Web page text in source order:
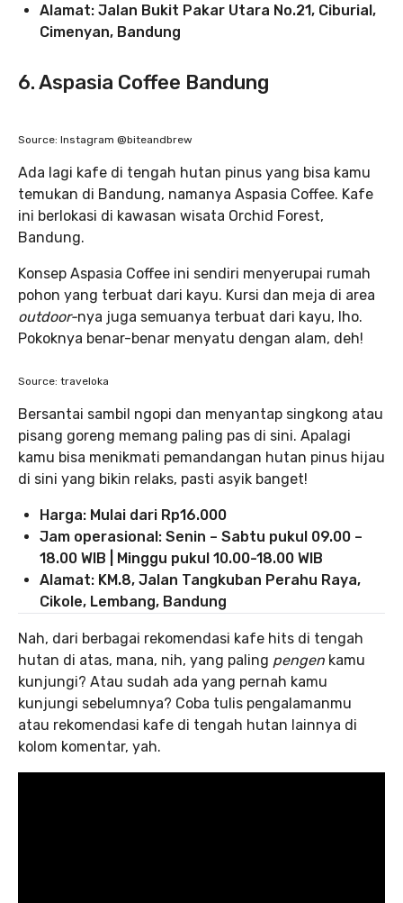
Alamat: Jalan Bukit Pakar Utara No.21, Ciburial,
Cimenyan, Bandung
6. Aspasia Coffee Bandung
Source: Instagram @biteandbrew
Ada lagi kafe di tengah hutan pinus yang bisa kamu
temukan di Bandung, namanya Aspasia Coffee. Kafe
ini berlokasi di kawasan wisata Orchid Forest,
Bandung.
Konsep Aspasia Coffee ini sendiri menyerupai rumah
pohon yang terbuat dari kayu. Kursi dan meja di area
outdoor-nya juga semuanya terbuat dari kayu, lho.
Pokoknya benar-benar menyatu dengan alam, deh!
Source: traveloka
Bersantai sambil ngopi dan menyantap singkong atau
pisang goreng memang paling pas di sini. Apalagi
kamu bisa menikmati pemandangan hutan pinus hijau
di sini yang bikin relaks, pasti asyik banget!
Harga: Mulai dari Rp16.000
Jam operasional: Senin – Sabtu pukul 09.00 –
18.00 WIB | Minggu pukul 10.00-18.00 WIB
Alamat: KM.8, Jalan Tangkuban Perahu Raya,
Cikole, Lembang, Bandung
Nah, dari berbagai rekomendasi kafe hits di tengah
hutan di atas, mana, nih, yang paling pengen kamu
kunjungi? Atau sudah ada yang pernah kamu
kunjungi sebelumnya? Coba tulis pengalamanmu
atau rekomendasi kafe di tengah hutan lainnya di
kolom komentar, yah.